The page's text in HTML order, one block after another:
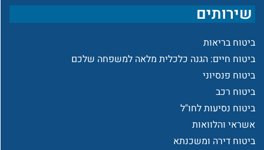
שירותים
ביטוח בריאות
ביטוח חיים: הגנה כלכלית מלאה למשפחה שלכם
ביטוח פנסיוני
ביטוח רכב
ביטוח נסיעות לחו"ל
אשראי והלוואות
ביטוח דירה ומשכנתא